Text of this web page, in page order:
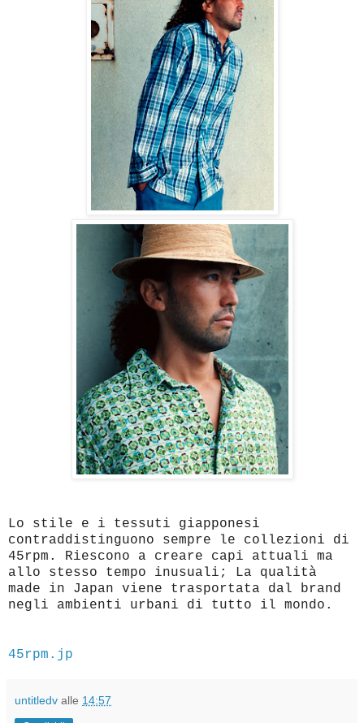
Lo stile e i tessuti giapponesi
contraddistinguono sempre le collezioni di
45rpm. Riescono a creare capi attuali ma
allo stesso tempo inusuali; La qualità
made in Japan viene trasportata dal brand
negli ambienti urbani di tutto il mondo.
45rpm.jp
untitledv alle 14:57